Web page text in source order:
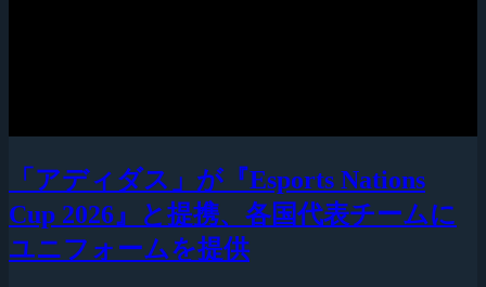
「アディダス」が『Esports Nations
Cup 2026』と提携、各国代表チームに
ユニフォームを提供